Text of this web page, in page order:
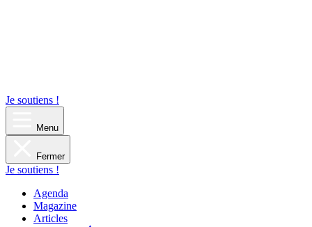
Je soutiens !
Menu
Fermer
Je soutiens !
Agenda
Magazine
Articles